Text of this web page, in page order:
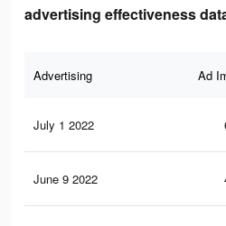
advertising effectiveness
Advertising Ad
July 1 2022
June 9 2022